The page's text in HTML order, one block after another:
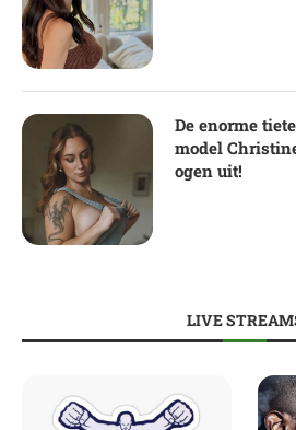
De enorme
model
ogen uit!
LIVE